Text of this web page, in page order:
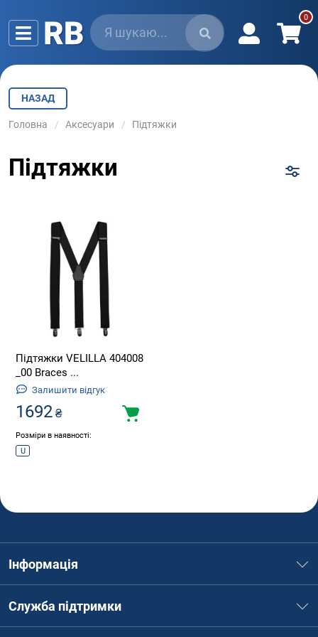
НАЗАД
Головна Аксесуари Підтяжки
Підтяжки
Підтяжки VELILLA 404008
_00 Braces ...
Залишити відгук
1692 ₴
Розміри в наявності:
U
Інформація
Служба підтримки